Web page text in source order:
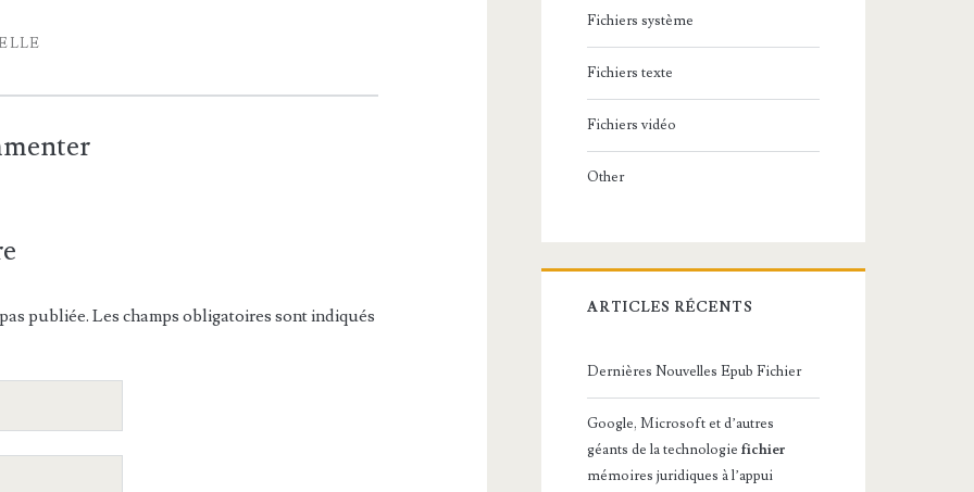
publiée. Les champs obligatoires sont indiqués
Fichiers système
Fichiers texte
Fichiers vidéo
Other
ARTICLES RÉCENTS
Dernières Nouvelles Epub Fichier
Google, Microsoft et d’autres
géants de la technologiefichier
mémoires juridiques à l’appui